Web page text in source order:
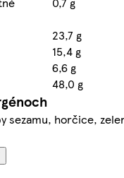
23,7 g
15,4 g
6,6 g
48,0 g
sezamu, horčice,